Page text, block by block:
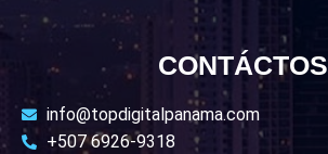
CONTÁCTOS
info@topdigitalpanama.com
+507 6926-9318